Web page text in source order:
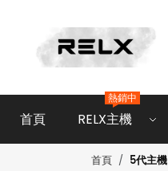
首頁 RELX主機
熱銷中
首頁 5代主機